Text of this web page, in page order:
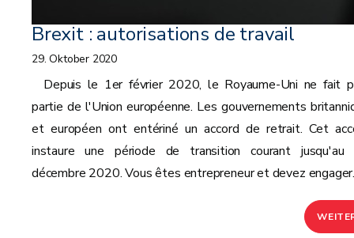
Brexit : autorisations de travail
29. Oktober 2020
Depuis le 1er février 2020, le Royaume-Uni ne fait
partie de l'Union européenne. Les gouvernements
et européen ont entériné un accord de retrait. Cet
instaure une période de transition courant jusqu'au
décembre 2020. Vous êtes entrepreneur et devez